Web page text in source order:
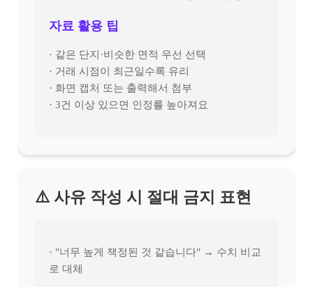
자료 활용 팁
· 같은 단지·비슷한 면적 우선 선택
· 거래 시점이 최근일수록 유리
· 화면 캡처 또는 출력해서 첨부
· 3건 이상 있으면 인정률 높아져요
⚠️ 사유 작성 시 절대 금지 표현
· "너무 높게 책정된 것 같습니다" → 수치 비교
로 대체